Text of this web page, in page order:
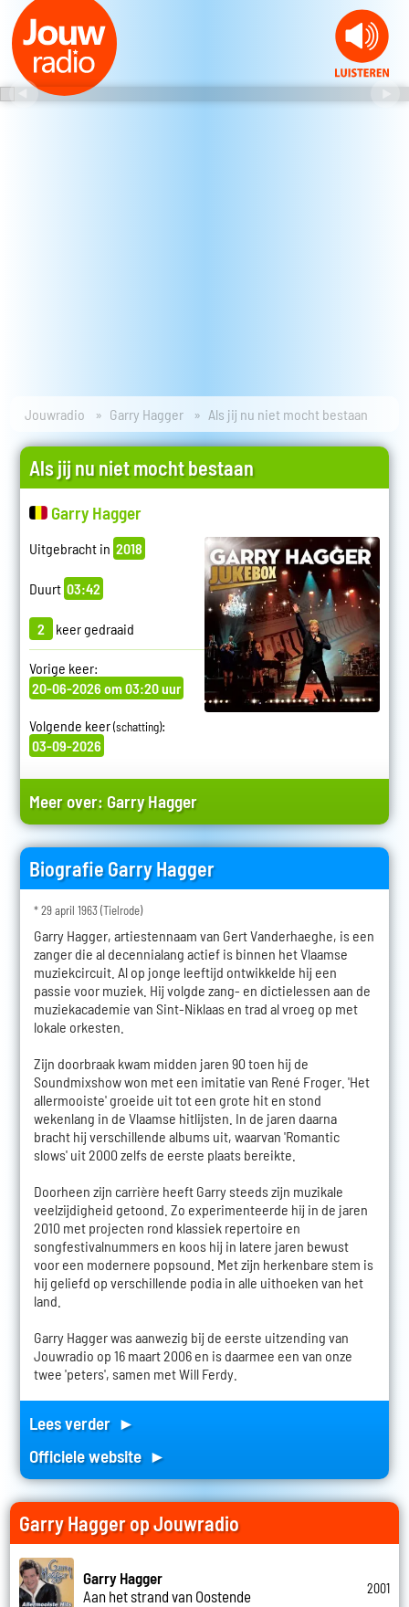
Jouwradio Garry Hagger Als jij nu niet mocht bestaan
Als jij nu niet mocht bestaan
Garry Hagger
Uitgebracht in 2018
Duurt 03:42
2 keer gedraaid
Vorige keer:
20-06-2026 om 03:20 uur
Volgende keer(schatting):
03-09-2026
Meer over: Garry Hagger
Biografie Garry Hagger
* 29 april 1963 (Tielrode)
Garry Hagger, artiestennaam van Gert Vanderhaeghe, is een
zanger die al decennialang actief is binnen het Vlaamse
muziekcircuit. Al op jonge leeftijd ontwikkelde hij een
passie voor muziek. Hij volgde zang- en dictielessen aan de
muziekacademie van Sint-Niklaas en trad al vroeg op met
lokale orkesten.
Zijn doorbraak kwam midden jaren 90 toen hij de
Soundmixshow won met een imitatie van René Froger. 'Het
allermooiste' groeide uit tot een grote hit en stond
wekenlang in de Vlaamse hitlijsten. In de jaren daarna
bracht hij verschillende albums uit, waarvan 'Romantic
slows' uit 2000 zelfs de eerste plaats bereikte.
Doorheen zijn carrière heeft Garry steeds zijn muzikale
veelzijdigheid getoond. Zo experimenteerde hij in de jaren
2010 met projecten rond klassiek repertoire en
songfestivalnummers en koos hij in latere jaren bewust
voor een modernere popsound. Met zijn herkenbare stem is
hij geliefd op verschillende podia in alle uithoeken van het
land.
Garry Hagger was aanwezig bij de eerste uitzending van
Jouwradio op 16 maart 2006 en is daarmee een van onze
twee 'peters', samen met Will Ferdy.
Lees verder ►
Officiele website ►
Garry Hagger op Jouwradio
Garry Hagger
Aan het strand van Oostende
2001